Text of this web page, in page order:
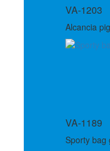
VA-1203
Alcancia
VA-1189
Sporty bag